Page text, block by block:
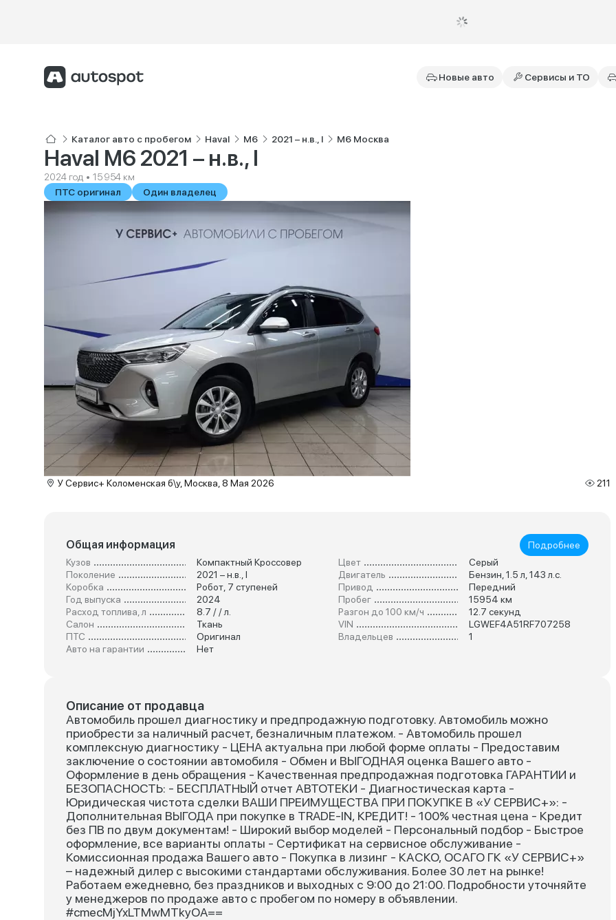
Новые авто Сервисы и ТО
Каталог авто с пробегом Haval M6 2021 – н.в., I M6 Москва
Haval M6 2021 – н.в., I
2024 год • 15 954 км
ПТС оригинал
Один владелец
У Сервис+ Коломенская б\у, Москва, 8 Мая 2026 211
Общая информация
Подробнее
Кузов
Компактный Кроссовер
Поколение
2021 – н.в., I
Коробка
Робот, 7 ступеней
Год выпуска
2024
Расход топлива, л
8.7 / / л.
Салон
Ткань
ПТС
Оригинал
Авто на гарантии
Нет
Цвет
Серый
Двигатель
Бензин, 1.5 л, 143 л.с.
Привод
Передний
Пробег
15954 км
Разгон до 100 км/ч
12.7 секунд
VIN
LGWEF4A51RF707258
Владельцев
1
Описание от продавца
Автомобиль прошел диагностику и предпродажную подготовку. Автомобиль можно
приобрести за наличный расчет, безналичным платежом. - Автомобиль прошел
комплексную диагностику - ЦEНA актуальна при любой форме оплаты - Предоставим
заключение о состоянии автомобиля - Обмен и ВЫГОДНАЯ оценка Вашего авто -
Оформление в день обращения - Качественная предпродажная подготовка ГАРАНТИИ и
БЕЗОПАСНОСТЬ: - БЕСПЛАТНЫЙ отчет АВТОТЕКИ - Диагностическая карта -
Юридическая чистота сделки ВАШИ ПРЕИМУЩЕСТВА ПРИ ПОКУПКЕ В «У СЕРВИС+»: -
Дополнительная ВЫГОДА при покупке в TRADE-IN, КРЕДИТ! - 100% честная цена - Кредит
без ПВ по двум документам! - Широкий выбор моделей - Персональный подбор - Быстрое
оформление, все варианты оплаты - Сертификат на сервисное обслуживание -
Комиссионная продажа Вашего авто - Покупка в лизинг - КАСКО, ОСАГО ГК «У СЕРВИС+»
– надежный дилер с высокими стандартами обслуживания. Более 30 лет на рынке!
Работаем ежедневно, без праздников и выходных с 9:00 до 21:00. Подробности уточняйте
у менеджеров по продаже авто с пробегом по номеру в объявлении.
#cmecMjYxLTMwMTkyOA==